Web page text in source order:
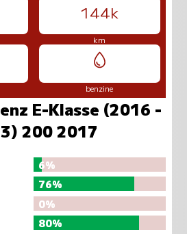
144k
km
benzine
E-Klasse (2016 -
200 2017
6%
76%
0%
80%